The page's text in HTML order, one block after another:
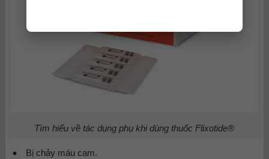
Tìm hiểu về tác dụng phụ khi dùng thuốc Flixotide®
Bị chảy máu cam.